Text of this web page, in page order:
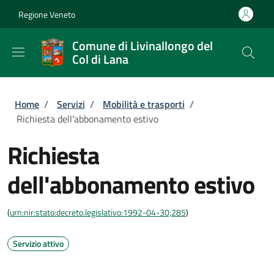
Regione Veneto
Comune di Livinallongo del
Col di Lana
Briciole di pane
Home / Servizi / Mobilità e trasporti /
Richiesta dell'abbonamento estivo
Richiesta
dell'abbonamento estivo
(urn:nir:stato:decreto.legislativo:1992-04-30;285)
Servizio attivo